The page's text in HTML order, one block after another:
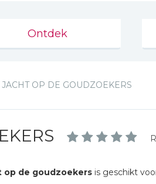
Ontdek
JACHT OP DE GOUDZOEKERS
op de goudzoekers is geschikt